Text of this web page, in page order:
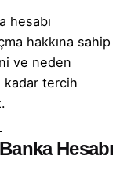
hesabı
hakkına sahip
ve neden
kadar tercih
Hesabı